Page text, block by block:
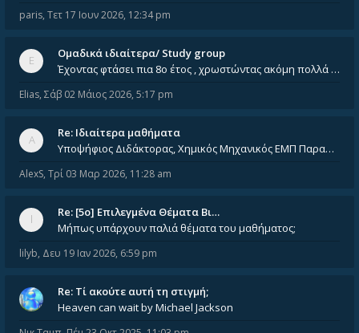
paris, Τετ 17 Ιουν 2026, 12:34 pm
Ομαδικά ιδιαίτερα/ Study group
Έχοντας φτάσει πια 8ο έτος , χρωστώντας ακόμη πολλά και χωρίς καμία όρεξη ούτε να διαβάσω μόνος μου ούτε να παρακολουθήσ
Elias, Σάβ 02 Μάιος 2026, 5:17 pm
Re: Ιδιαίτερα μαθήματα
Υποψήφιος Διδάκτορας, Χημικός Μηχανικός ΕΜΠ Παραδίδω ιδιαίτερα μαθήματα μέσης και ανώτατης εκπαίδευσης σε θετικές και τε
AlexS, Τρί 03 Μαρ 2026, 11:28 am
Re: [5ο] Επιλεγμένα Θέματα Βι…
Μήπως υπάρχουν παλιά θέματα του μαθήματος;
lilyb, Δευ 19 Ιαν 2026, 6:59 pm
Re: Tί ακούτε αυτή τη στιγμή;
Heaven can wait by Michael Jackson